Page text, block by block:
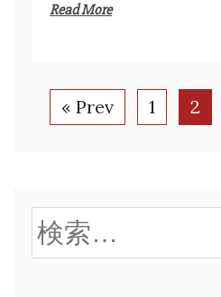
Read More
« Prev 1 2
検
索: